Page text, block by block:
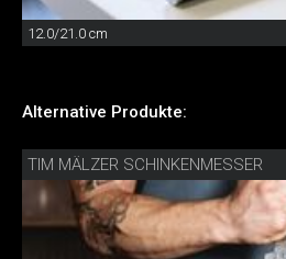
12.0/21.0 cm
Alternative Produkte:
TIM MÄLZER SCHINKENMESSER